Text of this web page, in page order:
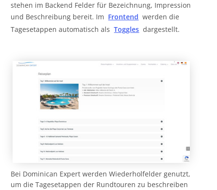
stehen im Backend Felder für Bezeichnung, Impression
und Beschreibung bereit. Im Frontend werden die
Tagesetappen automatisch als Toggles dargestellt.
Bei Dominican Expert werden Wiederholfelder genutzt,
um die Tagesetappen der Rundtouren zu beschreiben